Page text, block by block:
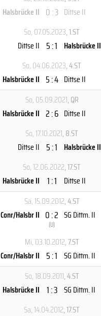
Halsbrücke II 0 : 3 Dittse II
So, 07.05.2023, 1.ST
Dittse II 5 : 1 Halsbrücke II
So, 04.06.2023, 4.ST
Halsbrücke II 5 : 4 Dittse II
So, 05.09.2021, QR
Halsbrücke II 2 : 6 Dittse II
So, 17.10.2021, 8.ST
Dittse II 5 : 1 Halsbrücke II
So, 12.06.2022, 17.ST
Halsbrücke II
1 : 1 Dittse II
Sa, 15.09.2012, 4.ST
Conr/Halsbr II 0 : 2
(U)
SG Dittm. II
Mi, 03.10.2012, 7.ST
Conr/Halsbr II 5 : 1 SG Dittm. II
So, 18.09.2011, 4.ST
Halsbrücke II 1 : 3 SG Dittm. II
Sa, 14.04.2012, 17.ST